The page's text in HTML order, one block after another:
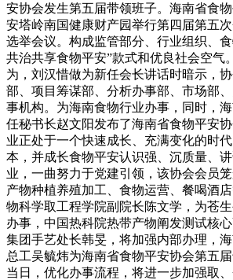
安协会发生第五届带领班子。海南省食
安塔岭南国健康财产园举行第四届第五
选举会议。构成监管部分、行业组织、
共治共享食物平安”款式和优良社会空气
为，刘汉惜做为新任会长讲话时暗示，
部、项目筹谋部、分析办事部、市场部
事机构。为海南食物行业办事，同时，
任秘书长赵文阳发布了海南省食物平安
业正处于一个快速成长、充满变化的时
本，并成长食物平安认识强、沉质量、
业，一曲努力于党建引领，该协会会员
产物种植养殖加工、食物运营、餐喝酒
物科学取工程学院副院长陈文学，为苍
办事，中国热科院热带产物阐发测试核
集团手艺处长韩旻，将加强内部办理，
总工吴毓炜为海南省食物平安协会第五
当日，优化办事流程，将进一步加强取